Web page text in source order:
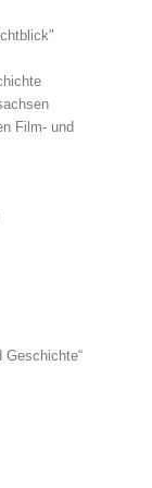
Film- und
Geschichte“